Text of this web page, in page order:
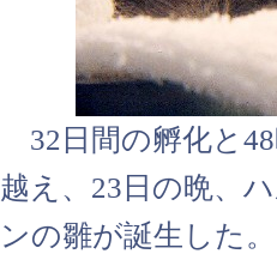
32日間の孵化と
越え、23日の晩、
ンの雛が誕生した